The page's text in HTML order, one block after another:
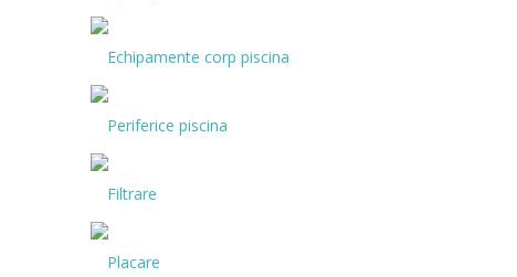
Echipamente corp piscina
Periferice piscina
Filtrare
Placare